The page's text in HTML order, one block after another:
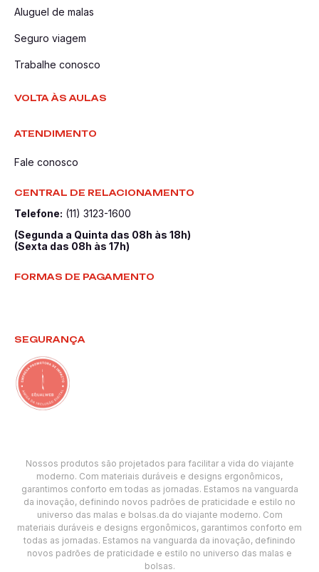
Aluguel de malas
Seguro viagem
Trabalhe conosco
VOLTA ÀS AULAS
ATENDIMENTO
Fale conosco
CENTRAL DE RELACIONAMENTO
Telefone: (11) 3123-1600
(Segunda a Quinta das 08h às 18h)
(Sexta das 08h às 17h)
FORMAS DE PAGAMENTO
SEGURANÇA
Nossos produtos são projetados para facilitar a vida do viajante
moderno. Com materiais duráveis e designs ergonômicos,
garantimos conforto em todas as jornadas. Estamos na vanguarda
da inovação, definindo novos padrões de praticidade e estilo no
universo das malas e bolsas.da do viajante moderno. Com
materiais duráveis e designs ergonômicos, garantimos conforto em
todas as jornadas. Estamos na vanguarda da inovação, definindo
novos padrões de praticidade e estilo no universo das malas e
bolsas.